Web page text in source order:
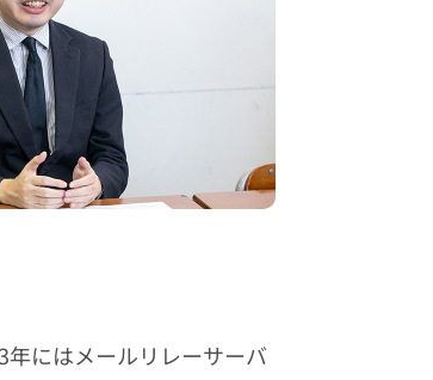
にはメールリレーサーバ